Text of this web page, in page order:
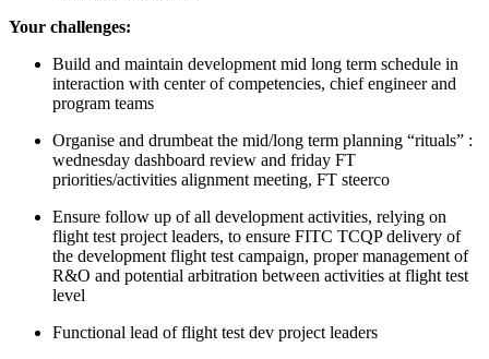
Your challenges:
Build and maintain development mid long term schedule in
interaction with center of competencies, chief engineer and
program teams
Organise and drumbeat the mid/long term planning “rituals” :
wednesday dashboard review and friday FT
priorities/activities alignment meeting, FT steerco
Ensure follow up of all development activities, relying on
flight test project leaders, to ensure FITC TCQP delivery of
the development flight test campaign, proper management of
R&O and potential arbitration between activities at flight test
level
Functional lead of flight test dev project leaders